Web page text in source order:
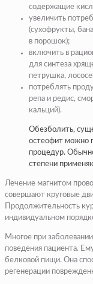
содержащие
увеличить
(сухофрукты,
в порошок);
включить в
для синтеза
петрушка,
потреблять
репа и редис,
кальций).
Обезболить,
остеофит можно
процедур.
степени
Лечение магнитом
совершают круговые
Продолжительность
индивидуальном
Многое при
поведения пациента.
белковой пищи. Она
регенерации